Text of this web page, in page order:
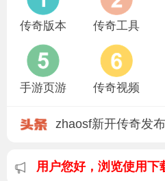
传奇版本 传奇工具
手游页游 传奇视频